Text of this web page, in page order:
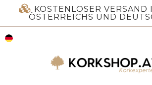
KOSTENLOSER VERSAND
ÖSTERREICHS UND